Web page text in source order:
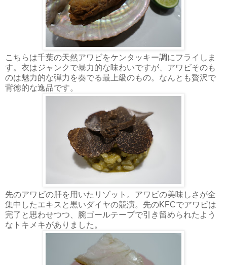
こちらは千葉の天然アワビをケンタッキー調にフライしま
す。衣はジャンクで暴力的な味わいですが、アワビそのも
のは魅力的な弾力を奏でる最上級のもの。なんとも贅沢で
背徳的な逸品です。
先のアワビの肝を用いたリゾット。アワビの美味しさが全
集中したエキスと黒いダイヤの競演。先のKFCでアワビは
完了と思わせつつ、腕ゴールテープで引き留められたよう
なトキメキがありました。